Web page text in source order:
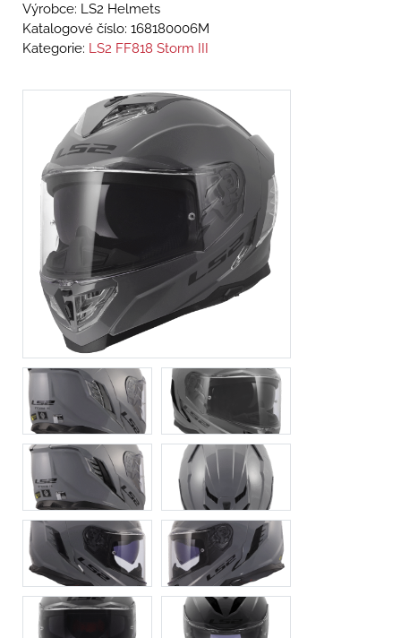
Výrobce: LS2 Helmets
Katalogové číslo: 168180006M
Kategorie: LS2 FF818 Storm III